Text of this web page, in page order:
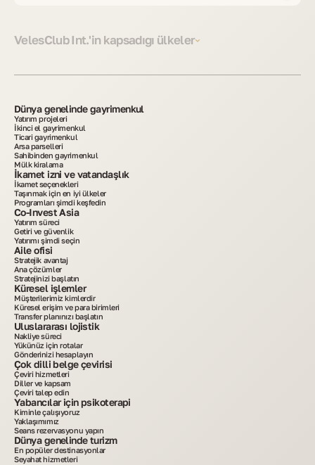
VelesClub Int.'in kapsadığı ülkeler
Dünya genelinde gayrimenkul
Yatırım projeleri
İkinci el gayrimenkul
Ticari gayrimenkul
Arsa parselleri
Sahibinden gayrimenkul
Mülk kiralama
İkamet izni ve vatandaşlık
İkamet seçenekleri
Taşınmak için en iyi ülkeler
Programları şimdi keşfedin
Co-Invest Asia
Yatırım süreci
Getiri ve güvenlik
Yatırımı şimdi seçin
Aile ofisi
Stratejik avantaj
Ana çözümler
Stratejinizi başlatın
Küresel işlemler
Müşterilerimiz kimlerdir
Küresel erişim ve para birimleri
Transfer planınızı başlatın
Uluslararası lojistik
Nakliye süreci
Yükünüz için rotalar
Gönderinizi hesaplayın
Çok dilli belge çevirisi
Çeviri hizmetleri
Diller ve kapsam
Çeviri talep edin
Yabancılar için psikoterapi
Kiminle çalışıyoruz
Yaklaşımımız
Seans rezervasyonu yapın
Dünya genelinde turizm
En popüler destinasyonlar
Seyahat hizmetleri